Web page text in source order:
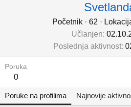
Početnik · 62 ·
Učlanjen
Poslednja aktivnost
Poruka
0
Poruke na profilima Najnovije